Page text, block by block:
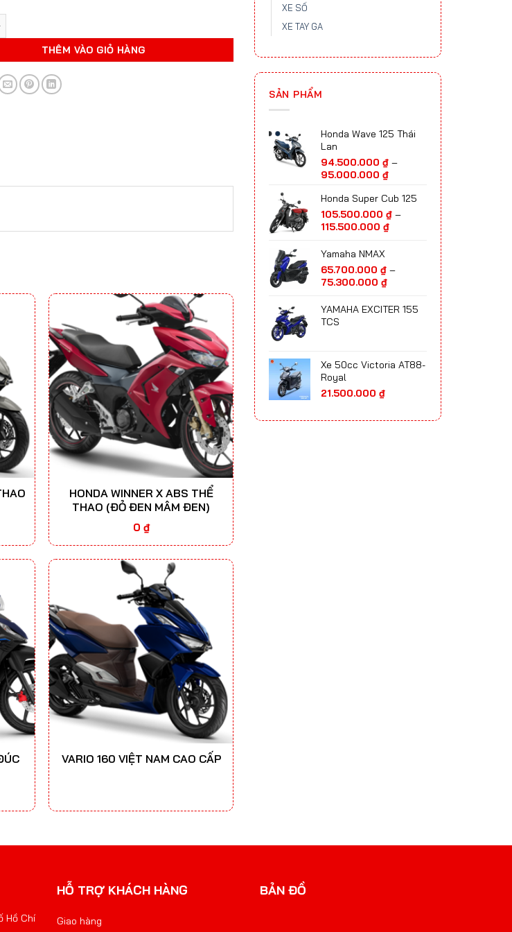
XE SỐ
XE TAY GA
SẢN PHẨM
Honda Wave 125 Thái
Lan
94.500.000 ₫ –
95.000.000 ₫Khoảng
từ
94.500.000 ₫
đến
95.000.000 ₫
Honda Super Cub 125
105.500.000 ₫ –
115.500.000 ₫Khoảng
105.500.000 ₫
115.500.000 ₫
Yamaha NMAX
65.700.000 ₫ –
75.300.000 ₫Khoảng
từ
65.700.000 ₫
75.300.000 ₫
YAMAHA EXCITER 155
TCS
Xe 50cc Victoria AT88-
Royal
21.500.000 ₫
THỂ THAO (VÀNH ĐÚC) số lượng
THÊM VÀO GIỎ HÀNG
HONDA WINNER X ABS THỂ
THAO (ĐỎ ĐEN MÂM ĐEN)
0 ₫
VARIO 160 VIỆT NAM CAO CẤP
Hồ Chí
HỖ TRỢ KHÁCH HÀNG
Giao hàng
BẢN ĐỒ